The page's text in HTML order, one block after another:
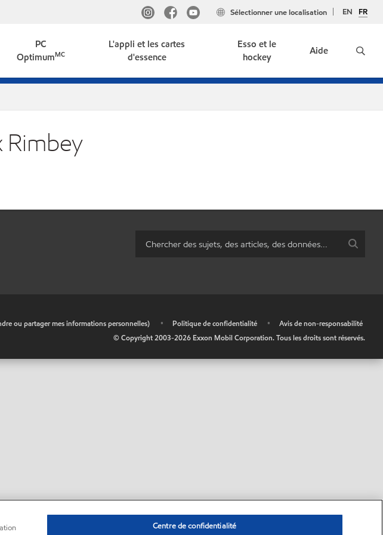
EN FR
Sélectionner une localisation
PC
OptimumMC
L'appli et les cartes
d'essence
Esso et le
hockey
Aide
ou partager mes informations personnelles) • Politique de confidentialité •
Avis de non-responsabilité
© Copyright 2003-2026 Exxon Mobil Corporation. Tous les droits sont réservés.
Centre de confidentialité